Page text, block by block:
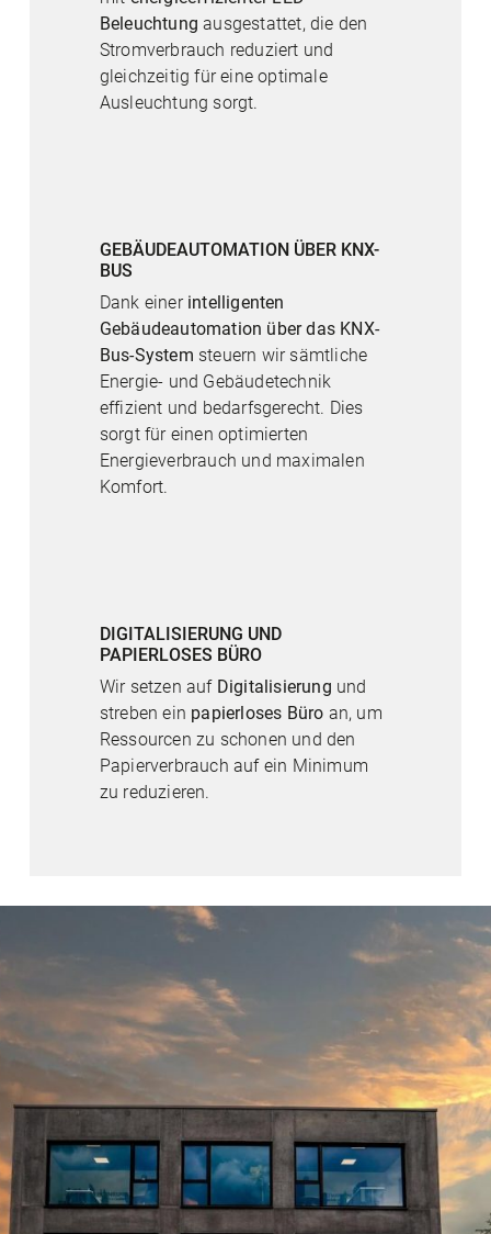
Beleuchtung ausgestattet, die den
Stromverbrauch reduziert und
gleichzeitig für eine optimale
Ausleuchtung sorgt.
GEBÄUDEAUTOMATION ÜBER KNX-
BUS
Dank einer intelligenten
Gebäudeautomation über das KNX-
Bus-System steuern wir sämtliche
Energie- und Gebäudetechnik
effizient und bedarfsgerecht. Dies
sorgt für einen optimierten
Energieverbrauch und maximalen
Komfort.
DIGITALISIERUNG UND
PAPIERLOSES BÜRO
Wir setzen auf Digitalisierung und
streben ein papierloses Büro an, um
Ressourcen zu schonen und den
Papierverbrauch auf ein Minimum
zu reduzieren.